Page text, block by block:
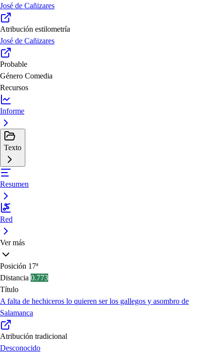
José de Cañizares
Atribución estilometría
José de Cañizares
Probable
Género Comedia
Recursos
Informe
Texto
Resumen
Red
Ver más
Posición 17ª
Distancia 0.773
Título
A falta de hechiceros lo quieren ser los gallegos y asombro de
Salamanca
Atribución tradicional
Desconocido